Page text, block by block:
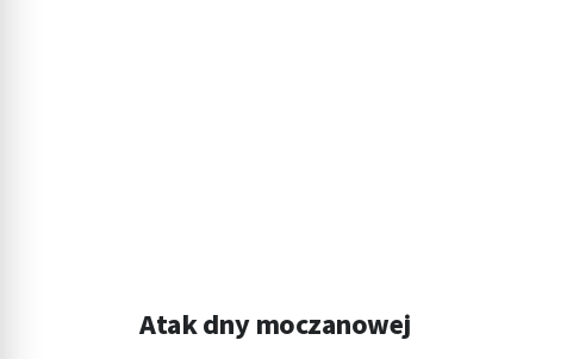
Atak dny moczanowej